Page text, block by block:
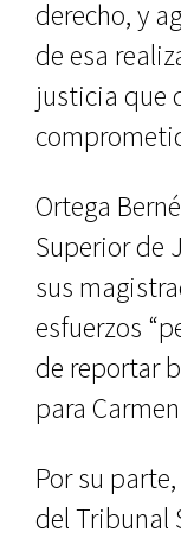
derecho, y
de esa
justicia que
Ortega
Superior de
sus
esfuerzos
de reportar
para
Por su
del Tribunal